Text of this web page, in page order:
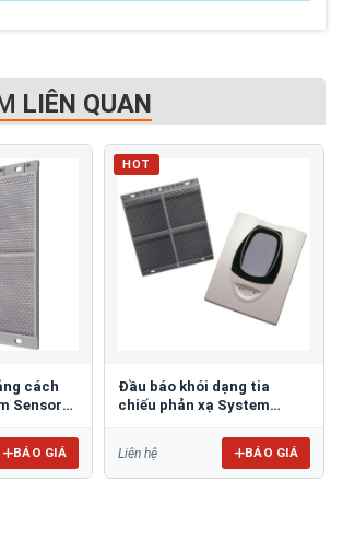
LIÊN QUAN
cách
Sensor
BÁO GIÁ
HOT
Đầu báo khói dạng tia
chiếu phản xạ System
Liên hệ BÁO GIÁ